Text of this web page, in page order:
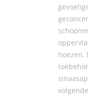
hoezen.